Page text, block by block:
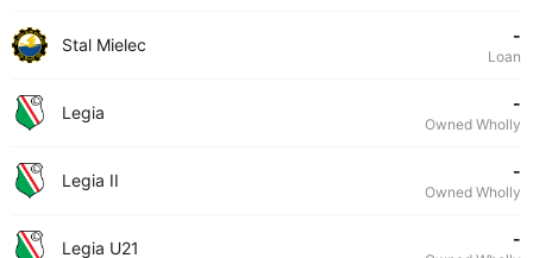
Stal Mielec -
Loan
Legia -
Owned Wholly
Legia II -
Owned Wholly
Legia U21 -